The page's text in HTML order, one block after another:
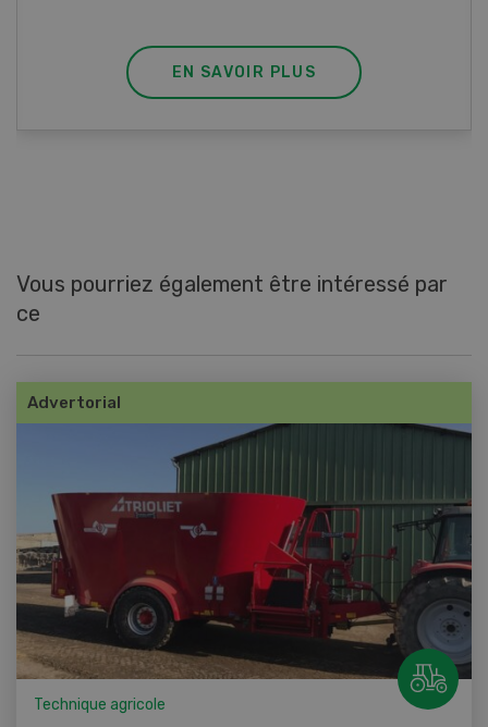
EN SAVOIR PLUS
Vous pourriez également être intéressé par
ce
Advertorial
Technique agricole